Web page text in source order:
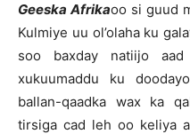
Geeska Afrikaoo si guud
Kulmiye uu ol’olaha ku
soo baxday natiijo
xukuumaddu ku
ballan-qaadka wax ka
tirsiga cad leh oo keliya